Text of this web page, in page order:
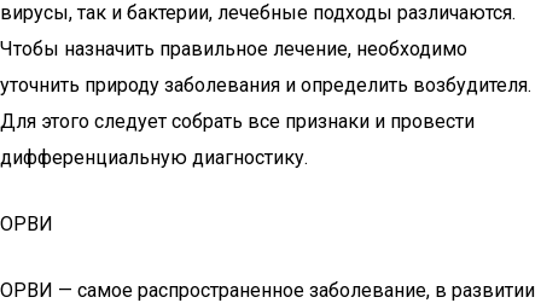
вирусы, так и бактерии, лечебные подходы различаются.
Чтобы назначить правильное лечение, необходимо
уточнить природу заболевания и определить возбудителя.
Для этого следует собрать все признаки и провести
дифференциальную диагностику.
ОРВИ
ОРВИ — самое распространенное заболевание, в развитии